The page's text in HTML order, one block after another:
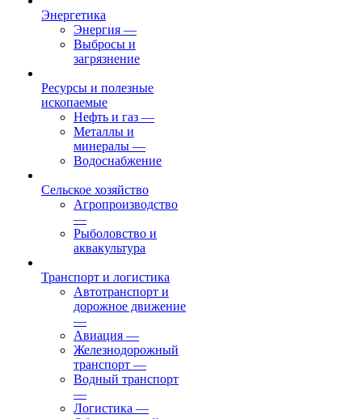
Энергетика
Энергия —
Выбросы и
загрязнение
Ресурсы и полезные
ископаемые
Нефть и газ —
Металлы и
минералы —
Водоснабжение
Сельское хозяйство
Агропроизводство
—
Рыболовство и
аквакультура
Транспорт и логистика
Автотранспорт и
дорожное движение
—
Авиация —
Железнодорожный
транспорт —
Водный транспорт
—
Логистика —